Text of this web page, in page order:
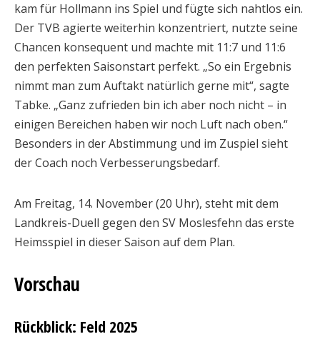
kam für Hollmann ins Spiel und fügte sich nahtlos ein.
Der TVB agierte weiterhin konzentriert, nutzte seine
Chancen konsequent und machte mit 11:7 und 11:6
den perfekten Saisonstart perfekt. „So ein Ergebnis
nimmt man zum Auftakt natürlich gerne mit“, sagte
Tabke. „Ganz zufrieden bin ich aber noch nicht – in
einigen Bereichen haben wir noch Luft nach oben.“
Besonders in der Abstimmung und im Zuspiel sieht
der Coach noch Verbesserungsbedarf.
Am Freitag, 14. November (20 Uhr), steht mit dem
Landkreis-Duell gegen den SV Moslesfehn das erste
Heimsspiel in dieser Saison auf dem Plan.
Vorschau
Rückblick: Feld 2025